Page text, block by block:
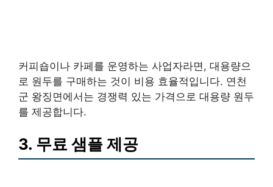
커피숍이나 카페를 운영하는 사업자라면, 대용량으
로 원두를 구매하는 것이 비용 효율적입니다. 연천
군 왕징면에서는 경쟁력 있는 가격으로 대용량 원두
를 제공합니다.
3. 무료 샘플 제공